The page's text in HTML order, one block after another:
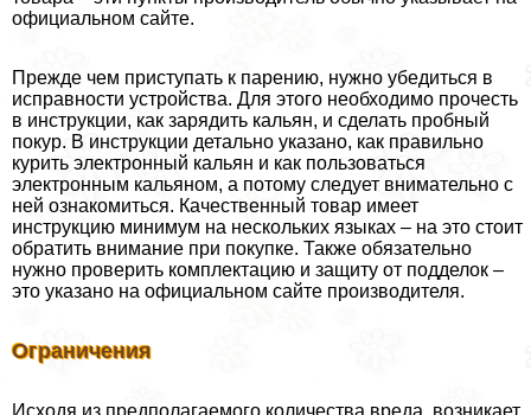
официальном сайте.
Прежде чем приступать к парению, нужно убедиться в
исправности устройства. Для этого необходимо прочесть
в инструкции, как зарядить кальян, и сделать пробный
покур. В инструкции детально указано, как правильно
курить электронный кальян и как пользоваться
электронным кальяном, а потому следует внимательно с
ней ознакомиться. Качественный товар имеет
инструкцию минимум на нескольких языках – на это стоит
обратить внимание при покупке. Также обязательно
нужно проверить комплектацию и защиту от подделок –
это указано на официальном сайте производителя.
Ограничения
Исходя из предполагаемого количества вреда, возникает